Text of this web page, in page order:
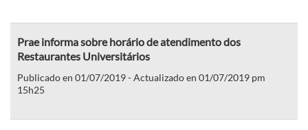
Prae informa sobre horário de atendimento dos
Restaurantes Universitários
Publicado en 01/07/2019 - Actualizado en 01/07/2019 pm
15h25